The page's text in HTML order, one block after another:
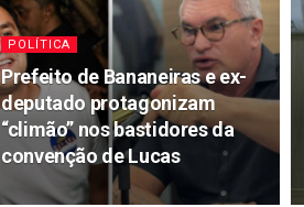
POLÍTICA
Prefeito de Bananeiras e ex-
deputado protagonizam
“climão” nos bastidores da
convenção de Lucas